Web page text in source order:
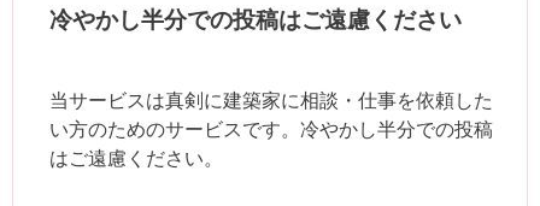
冷やかし半分での投稿はご遠慮ください
当サービスは真剣に建築家に相談・仕事を依頼した
い方のためのサービスです。冷やかし半分での投稿
はご遠慮ください。